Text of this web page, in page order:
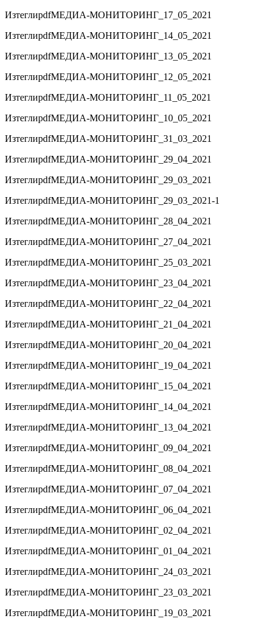
ИзтеглиpdfМЕДИА-МОНИТОРИНГ_17_05_2021
ИзтеглиpdfМЕДИА-МОНИТОРИНГ_14_05_2021
ИзтеглиpdfМЕДИА-МОНИТОРИНГ_13_05_2021
ИзтеглиpdfМЕДИА-МОНИТОРИНГ_12_05_2021
ИзтеглиpdfМЕДИА-МОНИТОРИНГ_11_05_2021
ИзтеглиpdfМЕДИА-МОНИТОРИНГ_10_05_2021
ИзтеглиpdfМЕДИА-МОНИТОРИНГ_31_03_2021
ИзтеглиpdfМЕДИА-МОНИТОРИНГ_29_04_2021
ИзтеглиpdfМЕДИА-МОНИТОРИНГ_29_03_2021
ИзтеглиpdfМЕДИА-МОНИТОРИНГ_29_03_2021-1
ИзтеглиpdfМЕДИА-МОНИТОРИНГ_28_04_2021
ИзтеглиpdfМЕДИА-МОНИТОРИНГ_27_04_2021
ИзтеглиpdfМЕДИА-МОНИТОРИНГ_25_03_2021
ИзтеглиpdfМЕДИА-МОНИТОРИНГ_23_04_2021
ИзтеглиpdfМЕДИА-МОНИТОРИНГ_22_04_2021
ИзтеглиpdfМЕДИА-МОНИТОРИНГ_21_04_2021
ИзтеглиpdfМЕДИА-МОНИТОРИНГ_20_04_2021
ИзтеглиpdfМЕДИА-МОНИТОРИНГ_19_04_2021
ИзтеглиpdfМЕДИА-МОНИТОРИНГ_15_04_2021
ИзтеглиpdfМЕДИА-МОНИТОРИНГ_14_04_2021
ИзтеглиpdfМЕДИА-МОНИТОРИНГ_13_04_2021
ИзтеглиpdfМЕДИА-МОНИТОРИНГ_09_04_2021
ИзтеглиpdfМЕДИА-МОНИТОРИНГ_08_04_2021
ИзтеглиpdfМЕДИА-МОНИТОРИНГ_07_04_2021
ИзтеглиpdfМЕДИА-МОНИТОРИНГ_06_04_2021
ИзтеглиpdfМЕДИА-МОНИТОРИНГ_02_04_2021
ИзтеглиpdfМЕДИА-МОНИТОРИНГ_01_04_2021
ИзтеглиpdfМЕДИА-МОНИТОРИНГ_24_03_2021
ИзтеглиpdfМЕДИА-МОНИТОРИНГ_23_03_2021
ИзтеглиpdfМЕДИА-МОНИТОРИНГ_19_03_2021